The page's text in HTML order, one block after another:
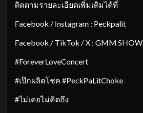
ติดตามรายละเอียดเพิ่มเติมได้ที่
Facebook / Instagram : Peckpalit
Facebook / TikTok / X : GMM SHOW
#ForeverLoveConcert
#เป๊กผลิตโชค #PeckPaLitChoke
#ไม่เคยไม่คิดถึง